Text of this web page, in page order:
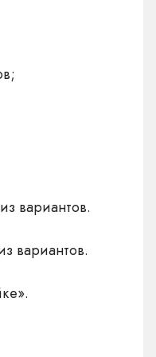
вариантов.
вариантов.